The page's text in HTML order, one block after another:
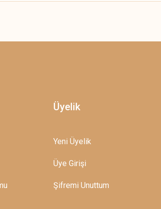
Üyelik
Yeni Üyelik
Üye Girişi
Şifremi Unuttum